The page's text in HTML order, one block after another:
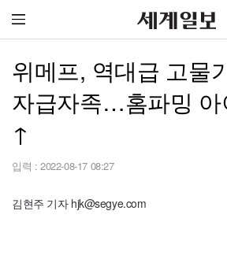
위메프, 역대급 고물
자급자족…홈파밍 아
↑
입력 : 2022-08-17 08:27
김현주 기자 hjk@segye.com